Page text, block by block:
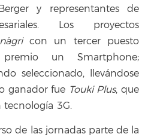
y representantes de
Los proyectos
con un tercer puesto
un Smartphone;
seleccionado, llevándose
ganador fue Touki Plus, que
3G.
de las jornadas parte de la